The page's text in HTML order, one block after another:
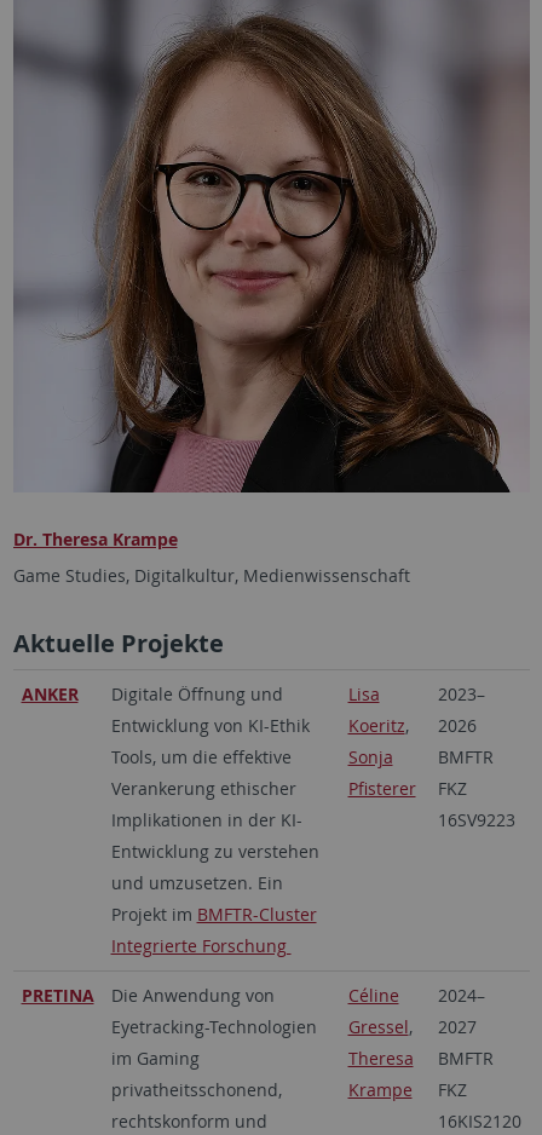
Dr. Theresa Krampe
Game Studies, Digitalkultur, Medienwissenschaft
Aktuelle Projekte
ANKER
Digitale Öffnung und
Entwicklung von KI-Ethik
Tools, um die effektive
Verankerung ethischer
Implikationen in der KI-
Entwicklung zu verstehen
und umzusetzen. Ein
Projekt im BMFTR-Cluster
Integrierte Forschung
Lisa
Koeritz,
Sonja
Pfisterer
2023–
2026
BMFTR
FKZ
16SV9223
PRETINA
Die Anwendung von
Eyetracking-Technologien
im Gaming
privatheitsschonend,
rechtskonform und
Céline
Gressel,
Theresa
Krampe
2024–
2027
BMFTR
FKZ
16KIS2120